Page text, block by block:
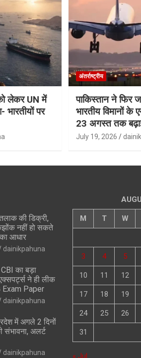
लेकर UN में
भारतीयों पर
अंतर्राष्ट्रीय
पाकिस्तान ने फिर
भारतीय विमानों के
23 अगस्त तक
July 19, 2026
तलाक की डिक्री,
नहीं हो सकते
आधार
dainikpahuna
का बड़ा
ने ही लीक
Exam Paper
dainikpahuna
में अगले 2 दिनों
संभावना, अलर्ट
dainikpahuna
M T W
3 4 5
10 11 12
17 18 19
24 25 26
31
« Jul